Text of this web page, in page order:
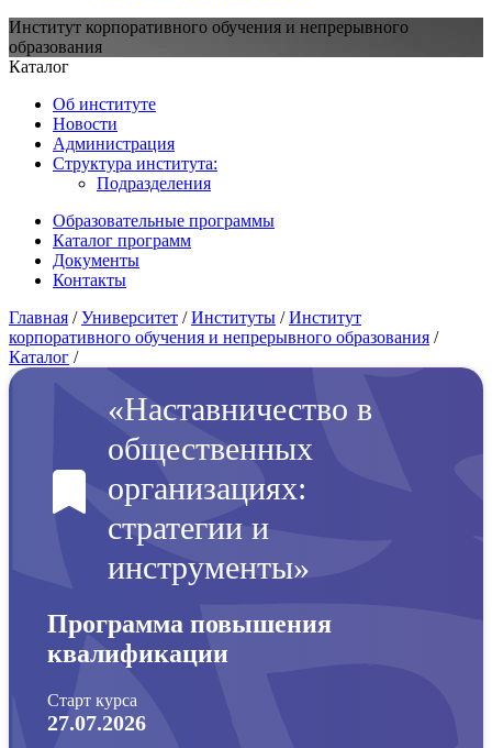
Институт корпоративного обучения и непрерывного
образования
Каталог
Об институте
Новости
Администрация
Структура института:
Подразделения
Образовательные программы
Каталог программ
Документы
Контакты
Главная /Университет /Институты /Институт
корпоративного обучения и непрерывного образования /
Каталог /
«Наставничество в
общественных
организациях:
стратегии и
инструменты»
Программа повышения
квалификации
Старт курса
27.07.2026